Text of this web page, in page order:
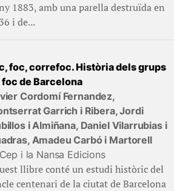
1883, amb una parella destruïda en
i de...
foc, correfoc. Història dels grups
foc de Barcelona
Cordomí Fernandez,
Garrich i Ribera, Jordi
i Almiñana, Daniel Vilarrubias i
Amadeu Carbó i Martorell
i la Nansa Edicions
llibre conté un estudi històric del
centenari de la ciutat de Barcelona